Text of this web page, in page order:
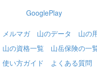
GooglePlay
メルマガ 山のデータ 山の
山の資格一覧
山岳保険の一
使い方ガイド
よくある質問